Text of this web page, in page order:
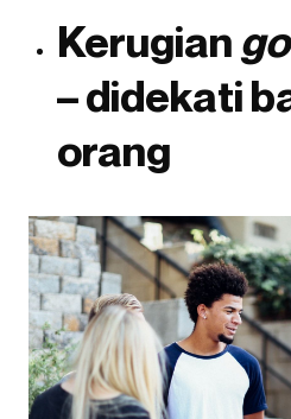
Kerugian
– didekati
orang